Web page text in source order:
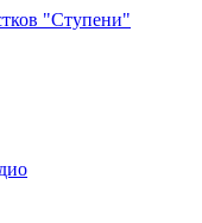
"Ступени"